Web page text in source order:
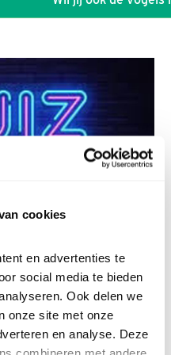
cookies
en advertenties te
social media te bieden
Ook delen we
onze site met onze
en analyse. Deze
zingt zijn